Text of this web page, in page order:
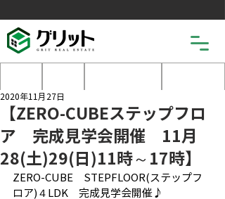
【ZERO-CUBEステップフロ
ア 完成見学会開催 11月
28(土)29(日)11時～17時】
2020年11月27日
ZERO-CUBE　STEPFLOOR(ステップフ
ロア)４LDK　完成見学会開催♪